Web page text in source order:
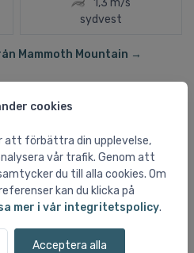
cookies
att förbättra din upplevelse,
vår trafik. Genom att
du till alla cookies. Om
kan du klicka på
mer i vår integritetspolicy.
Acceptera alla
sydvest
Mammoth Mountain →